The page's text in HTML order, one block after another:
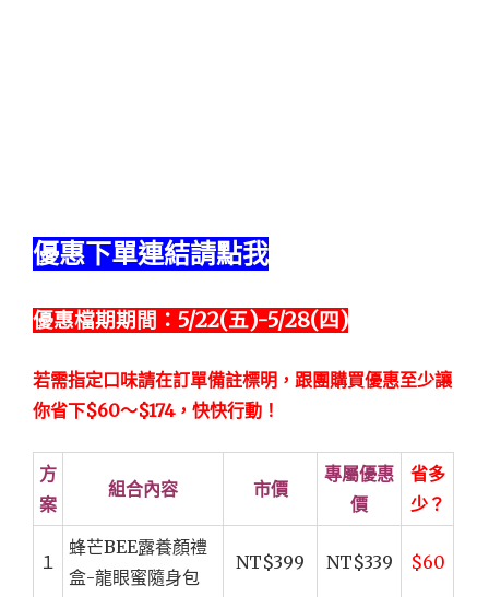
優惠下單連結請點我
優惠檔期期間：5/22(五)-5/28(四)
若需指定口味請在訂單備註標明，跟團購買優惠至少讓
你省下$60～$174，快快行動！
方
案
組合內容 市價
專屬優惠
價
省多
少？
１
蜂芒BEE露養顏禮
盒-龍眼蜜隨身包
NT$399 NT$339 $60